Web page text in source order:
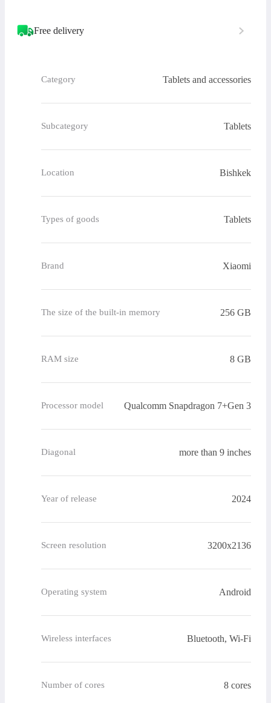
Free delivery
Category Tablets and accessories
Subcategory Tablets
Location Bishkek
Types of goods Tablets
Brand Xiaomi
The size of the built-in memory 256 GB
RAM size 8 GB
Processor model Qualcomm Snapdragon 7+Gen 3
Diagonal more than 9 inches
Year of release 2024
Screen resolution 3200x2136
Operating system Android
Wireless interfaces Bluetooth, Wi-Fi
Number of cores 8 cores